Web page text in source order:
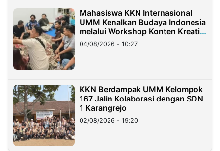
Mahasiswa KKN Internasional
UMM Kenalkan Budaya Indonesia
melalui Workshop Konten Kreatif
di Taiwan
04/08/2026 - 10:27
KKN Berdampak UMM Kelompok
167 Jalin Kolaborasi dengan SDN
1 Karangrejo
02/08/2026 - 19:20